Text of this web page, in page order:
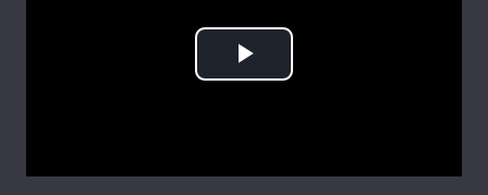
Play